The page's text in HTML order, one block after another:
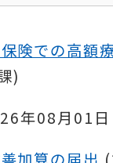
険での高額
)
年08月01日